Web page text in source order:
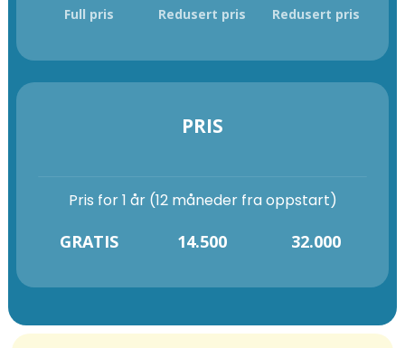
Full pris Redusert pris Redusert pris
PRIS
Pris for 1 år (12 måneder fra oppstart)
GRATIS 14.500 32.000